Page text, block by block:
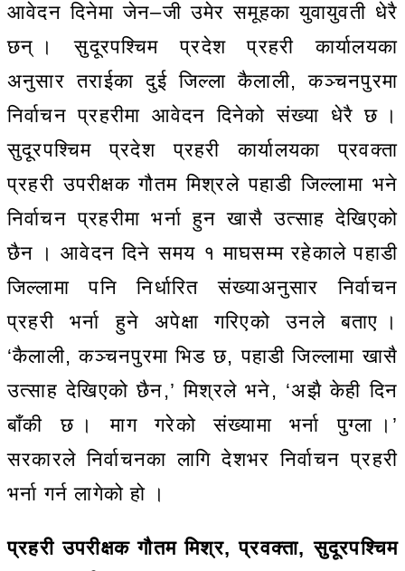
आवेदन दिनेमा जेन–जी उमेर समूहका युवायुवती धेरै
छन् । सुदूरपश्चिम प्रदेश प्रहरी कार्यालयका
अनुसार तराईका दुई जिल्ला कैलाली, कञ्चनपुरमा
निर्वाचन प्रहरीमा आवेदन दिनेको संख्या धेरै छ ।
सुदूरपश्चिम प्रदेश प्रहरी कार्यालयका प्रवक्ता
प्रहरी उपरीक्षक गौतम मिश्रले पहाडी जिल्लामा भने
निर्वाचन प्रहरीमा भर्ना हुन खासै उत्साह देखिएको
छैन । आवेदन दिने समय १ माघसम्म रहेकाले पहाडी
जिल्लामा पनि निर्धारित संख्याअनुसार निर्वाचन
प्रहरी भर्ना हुने अपेक्षा गरिएको उनले बताए ।
‘कैलाली, कञ्चनपुरमा भिड छ, पहाडी जिल्लामा खासै
उत्साह देखिएको छैन,’ मिश्रले भने, ‘अझै केही दिन
बाँकी छ । माग गरेको संख्यामा भर्ना पुग्ला ।’
सरकारले निर्वाचनका लागि देशभर निर्वाचन प्रहरी
भर्ना गर्न लागेको हो ।
प्रहरी उपरीक्षक गौतम मिश्र, प्रवक्ता, सुदूरपश्चिम